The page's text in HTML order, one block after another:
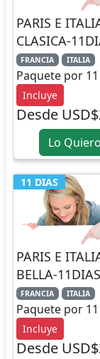
PARIS E
CLASICA-
FRANCIA ITALIA
Paquete por
Incluye
Desde
Lo
11 DIAS
PARIS E
BELLA-11DIAS
FRANCIA ITALIA
Paquete por
Incluye
Desde